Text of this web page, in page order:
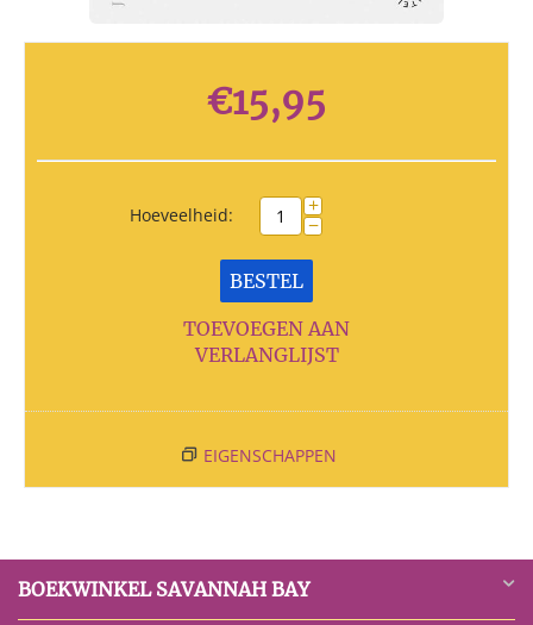
€15,95
Hoeveelheid: +
−
BESTEL
TOEVOEGEN AAN
VERLANGLIJST
EIGENSCHAPPEN
BOEKWINKEL SAVANNAH BAY